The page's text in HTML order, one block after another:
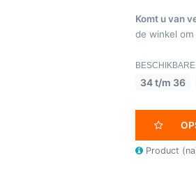
Komt u van
de winkel
34 t/m 36
Product